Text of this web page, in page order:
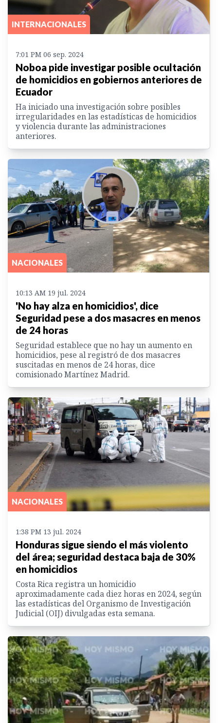
INTERNACIONALES
7:01 PM 06 sep. 2024
Noboa pide investigar posible ocultación
de homicidios en gobiernos anteriores de
Ecuador
Ha iniciado una investigación sobre posibles
irregularidades en las estadísticas de homicidios
y violencia durante las administraciones
anteriores.
NACIONALES
10:13 AM 19 jul. 2024
'No hay alza en homicidios', dice
Seguridad pese a dos masacres en menos
de 24 horas
Seguridad establece que no hay un aumento en
homicidios, pese al registró de dos masacres
suscitadas en menos de 24 horas, dice
comisionado Martínez Madrid.
NACIONALES
1:38 PM 13 jul. 2024
Honduras sigue siendo el más violento
del área; seguridad destaca baja de 30%
en homicidios
Costa Rica registra un homicidio
aproximadamente cada diez horas en 2024, según
las estadísticas del Organismo de Investigación
Judicial (OIJ) divulgadas esta semana.